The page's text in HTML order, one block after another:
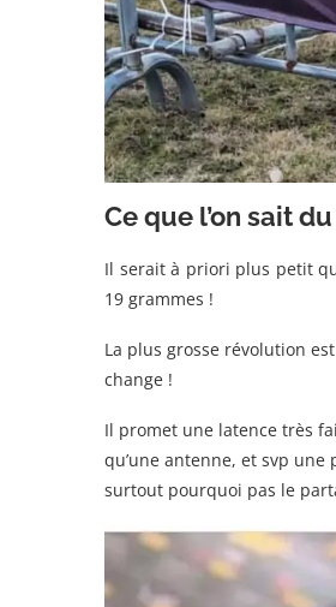
Ce que l’on sait
Il serait à priori plus petit
19 grammes !
La plus grosse révolution
change !
Il promet une latence très
qu’une antenne, et svp une
surtout pourquoi pas le